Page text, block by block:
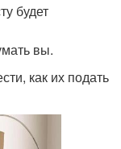
будет
вы.
как их подать